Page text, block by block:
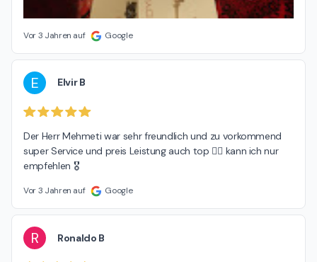
Vor 3 Jahren auf Google
E Elvir B
Der Herr Mehmeti war sehr freundlich und zu vorkommend
super Service und preis Leistung auch top 👍🏽 kann ich nur
empfehlen 🎖️
Vor 3 Jahren auf Google
R Ronaldo B